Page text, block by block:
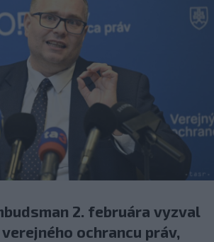
2. februára vyzval
ochrancu práv,